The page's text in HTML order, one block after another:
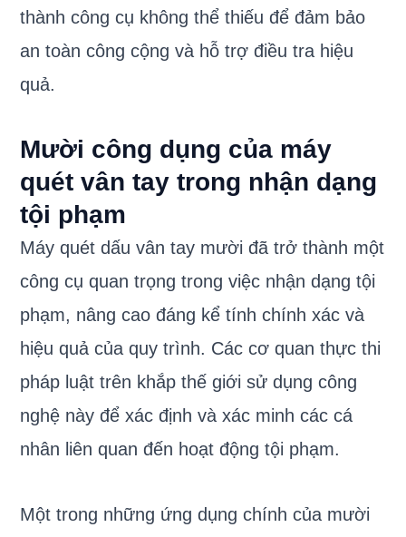
thành công cụ không thể thiếu để đảm bảo
an toàn công cộng và hỗ trợ điều tra hiệu
quả.
Mười công dụng của máy
quét vân tay trong nhận dạng
tội phạm
Máy quét dấu vân tay mười đã trở thành một
công cụ quan trọng trong việc nhận dạng tội
phạm, nâng cao đáng kể tính chính xác và
hiệu quả của quy trình. Các cơ quan thực thi
pháp luật trên khắp thế giới sử dụng công
nghệ này để xác định và xác minh các cá
nhân liên quan đến hoạt động tội phạm.
Một trong những ứng dụng chính của mười